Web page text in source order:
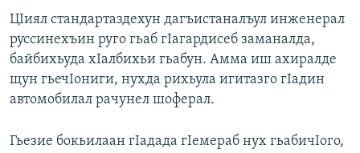
ЦIиял стандартаздехун дагъистаналъул инженерал
руссинехъин руго гьаб гIагардисеб заманалда,
байбихьуда хIалбихьи гьабун. Амма иш ахиралде
щун гьечIониги, нухда рихьула игитазго гIадин
автомобилал рачунел шоферал.
Гьезие бокьилаан гIадада гIемераб нух гьабичIого,